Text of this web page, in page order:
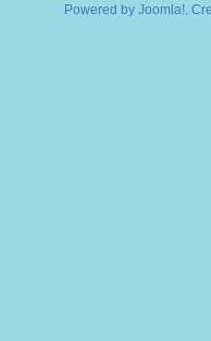
Powered by Joomla!.